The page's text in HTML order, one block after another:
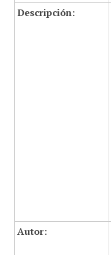
Descripción:
Autor: